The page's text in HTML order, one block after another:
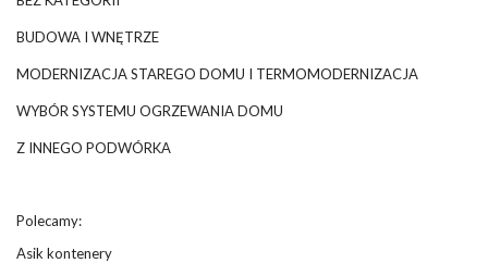
BUDOWA I WNĘTRZE
MODERNIZACJA STAREGO DOMU I TERMOMODERNIZACJA
WYBÓR SYSTEMU OGRZEWANIA DOMU
Z INNEGO PODWÓRKA
Polecamy:
Asik kontenery